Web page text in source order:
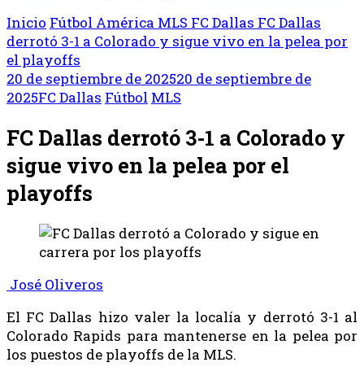
Inicio Fútbol América MLS FC Dallas FC Dallas
derrotó 3-1 a Colorado y sigue vivo en la pelea por
el playoffs
20 de septiembre de 202520 de septiembre de
2025FC Dallas Fútbol MLS
FC Dallas derrotó 3-1 a Colorado y
sigue vivo en la pelea por el
playoffs
José Oliveros
El FC Dallas hizo valer la localía y derrotó 3-1 al
Colorado Rapids para mantenerse en la pelea por
los puestos de playoffs de la MLS.